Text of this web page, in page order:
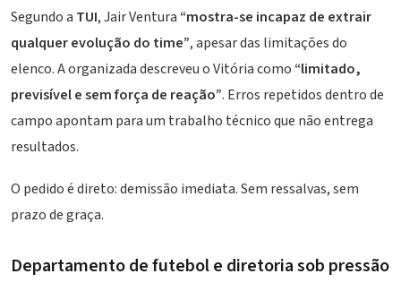
Segundo a TUI, Jair Ventura “mostra-se incapaz de extrair
qualquer evolução do time”, apesar das limitações do
elenco. A organizada descreveu o Vitória como “limitado,
previsível e sem força de reação”. Erros repetidos dentro de
campo apontam para um trabalho técnico que não entrega
resultados.
O pedido é direto: demissão imediata. Sem ressalvas, sem
prazo de graça.
Departamento de futebol e diretoria sob pressão